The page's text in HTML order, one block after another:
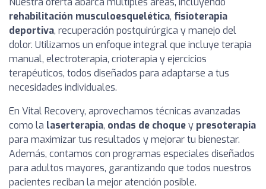
rehabilitación musculoesquelética, fisioterapia
deportiva, recuperación postquirúrgica y manejo del
dolor. Utilizamos un enfoque integral que incluye terapia
manual, electroterapia, crioterapia y ejercicios
terapéuticos, todos diseñados para adaptarse a tus
necesidades individuales.
En Vital Recovery, aprovechamos técnicas avanzadas
como la laserterapia, ondas de choquey presoterapia
para maximizar tus resultados y mejorar tu bienestar.
Además, contamos con programas especiales diseñados
para adultos mayores, garantizando que todos nuestros
pacientes reciban la mejor atención posible.